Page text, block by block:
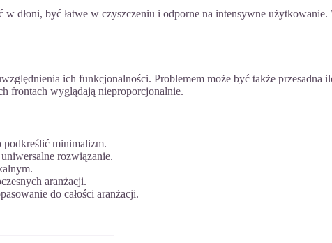
być łatwe w czyszczeniu i odporne na intensywne użytkowanie.
ich funkcjonalności. Problemem może być także
frontach wyglądają nieproporcjonalnie.
podkreślić minimalizm.
rozwiązanie.
aranżacji.
do całości aranżacji.